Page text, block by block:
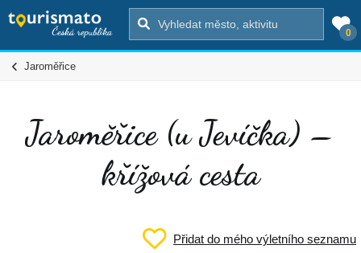
0
Jaroměřice
Jaroměřice (u Jevíčka) –
křížová cesta
Přidat do mého výletního seznamu